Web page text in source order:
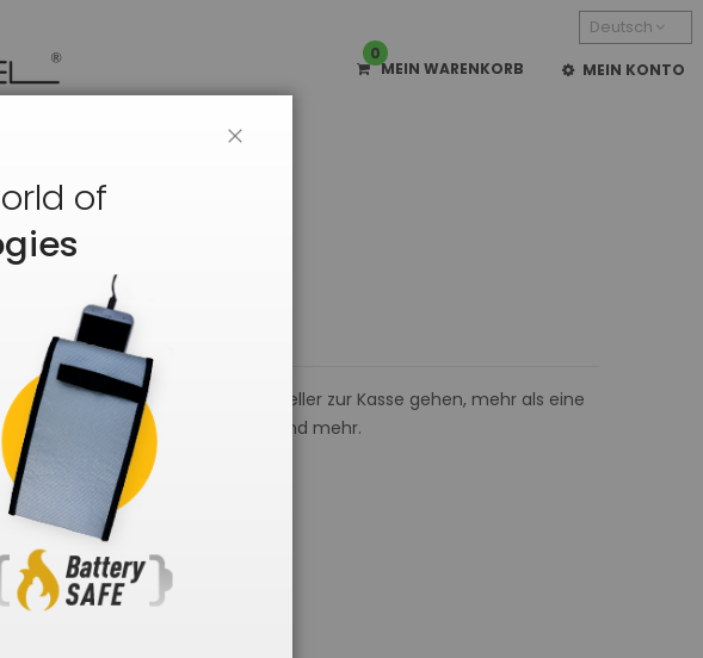
Deutsch
MEIN KONTO
MEIN WARENKORB
0
Kunden
zu erstellen hat viele Vorteile: schneller zur Kasse gehen, mehr als eine
Bestellungen verfolgen und mehr.
ERSTELLEN
of